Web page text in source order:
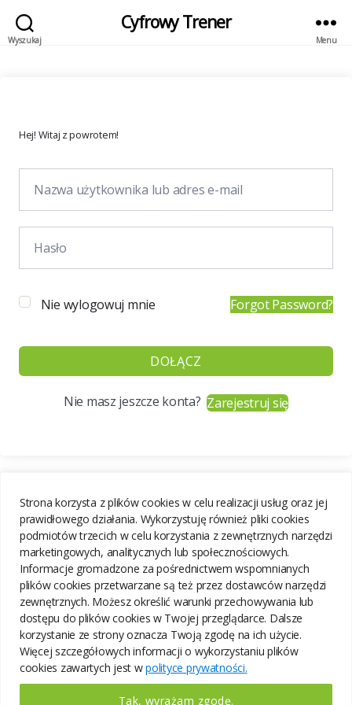
Strona korzysta z plików cookies w celu realizacji usług oraz jej
prawidłowego działania. Wykorzystuję również pliki cookies
podmiotów trzecich w celu korzystania z zewnętrznych narzędzi
marketingowych, analitycznych lub społecznościowych.
Informacje gromadzone za pośrednictwem wspomnianych
plików cookies przetwarzane są też przez dostawców narzędzi
zewnętrznych. Możesz określić warunki przechowywania lub
dostępu do plików cookies w Twojej przeglądarce. Dalsze
korzystanie ze strony oznacza Twoją zgodę na ich użycie.
Więcej szczegółowych informacji o wykorzystaniu plików
cookies zawartych jest wpolityce prywatności.
Tak, wyrażam zgodę.
Wyszukaj
Cyfrowy Trener
Menu
Hej! Witaj z powrotem!
Nie wylogowuj mnie Forgot Password?
DOŁĄCZ
Nie masz jeszcze konta?Zarejestruj się